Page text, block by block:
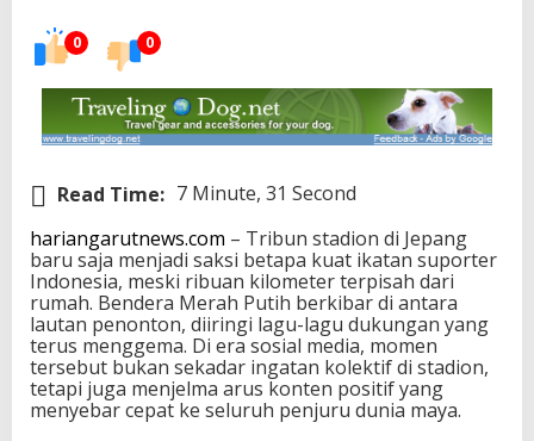
0 0
Read Time: 7 Minute, 31 Second
hariangarutnews.com – Tribun stadion di Jepang
baru saja menjadi saksi betapa kuat ikatan suporter
Indonesia, meski ribuan kilometer terpisah dari
rumah. Bendera Merah Putih berkibar di antara
lautan penonton, diiringi lagu-lagu dukungan yang
terus menggema. Di era sosial media, momen
tersebut bukan sekadar ingatan kolektif di stadion,
tetapi juga menjelma arus konten positif yang
menyebar cepat ke seluruh penjuru dunia maya.